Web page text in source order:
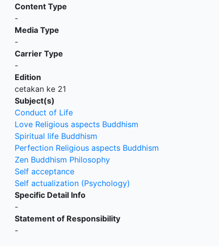
Content Type
-
Media Type
-
Carrier Type
-
Edition
cetakan ke 21
Subject(s)
Conduct of Life
Love Religious aspects Buddhism
Spiritual life Buddhism
Perfection Religious aspects Buddhism
Zen Buddhism Philosophy
Self acceptance
Self actualization (Psychology)
Specific Detail Info
-
Statement of Responsibility
-